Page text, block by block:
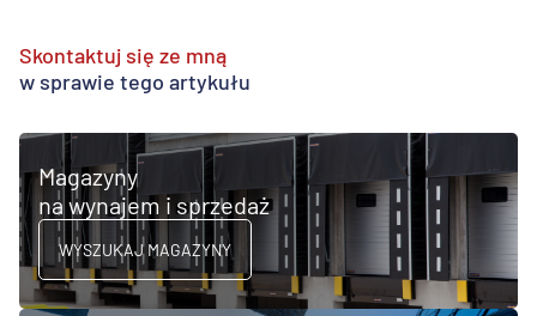
Skontaktuj się ze mną
w sprawie tego artykułu
Magazyny
na wynajem i sprzedaż
WYSZUKAJ MAGAZYNY